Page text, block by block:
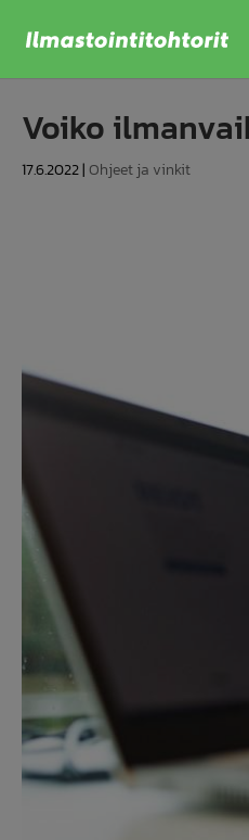
Voiko
17.6.2022| Ohjeet ja vinkit